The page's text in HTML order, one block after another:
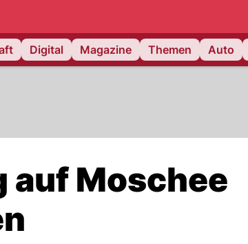
Digital Magazine Themen Auto
auf Moschee